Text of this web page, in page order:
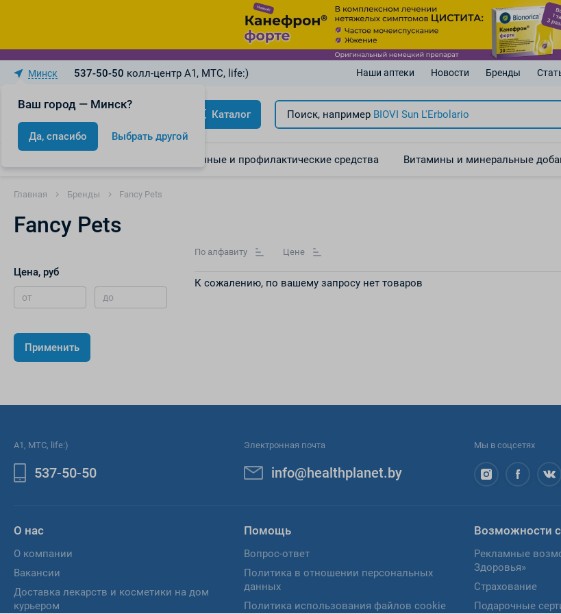
Минск
Ваш город — Минск?
Да, спасибо Выбрать другой
537-50-50 колл-центр A1, МТС, life:) Наши аптеки Новости Бренды
Каталог Поиск, например BIOVI Sun L'Erbolario
Лекарственные и профилактические средства Витамины и минеральные
Главная Бренды Fancy Pets
Fancy Pets
Цена, руб
от до
По алфавиту Цене
К сожалению, по вашему запросу нет товаров
A1, МТС, life:)
537-50-50
Электронная почта
info@healthplanet.by
Мы в соцсетях
О нас
О компании
Вакансии
Доставка лекарств и косметики на дом
курьером
Помощь
Вопрос-ответ
Политика в отношении персональных
данных
Политика использования файлов cookie
Возможности
Рекламные
Здоровья»
Страхование
Подарочные